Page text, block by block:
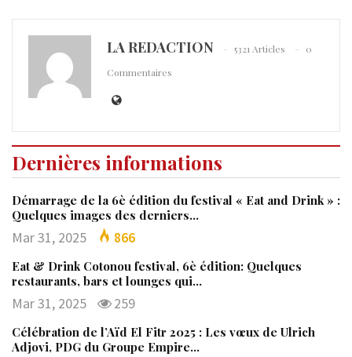
LA REDACTION 5321 Articles
0
Commentaires
Dernières informations
Démarrage de la 6è édition du festival « Eat and Drink » :
Quelques images des derniers…
Mar 31, 2025 866
Eat & Drink Cotonou festival, 6è édition: Quelques
restaurants, bars et lounges qui…
Mar 31, 2025 259
Célébration de l’Aïd El Fitr 2025 : Les vœux de Ulrich
Adjovi, PDG du Groupe Empire…